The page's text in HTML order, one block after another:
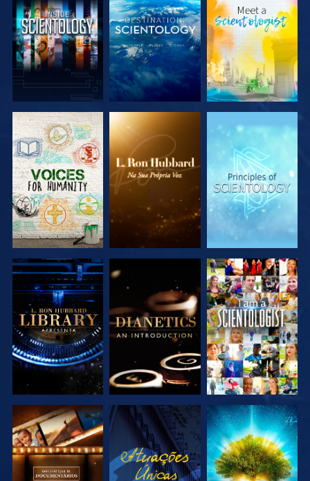
EXPLORAR A
SÉRIE
EXPLORAR A
SÉRIE
EXPLORAR A
SÉRIE
EXPLORAR A
SÉRIE
EXPLORAR A
SÉRIE
VER
EXPLORAR A
SÉRIE
VER
EXPLORAR A
SÉRIE